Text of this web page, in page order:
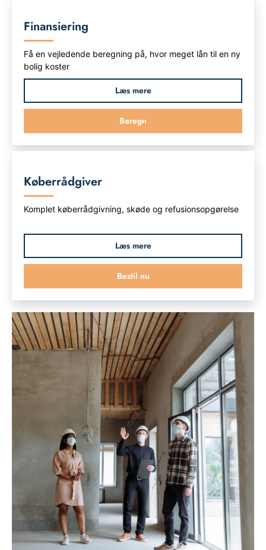
Finansiering
Få en vejledende beregning på, hvor meget lån til en ny
bolig koster
Læs mere
Beregn
Køberrådgiver
Komplet køberrådgivning, skøde og refusionsopgørelse
Læs mere
Bestil nu